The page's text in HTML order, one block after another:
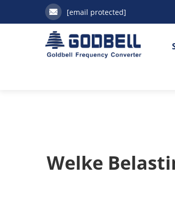
[email protected]
Welke